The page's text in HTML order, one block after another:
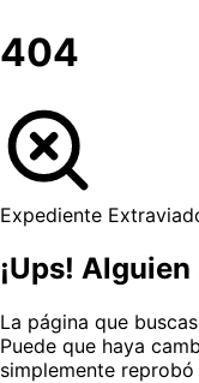
404
Expediente
¡Ups!
La página que
Puede que haya
simplemente